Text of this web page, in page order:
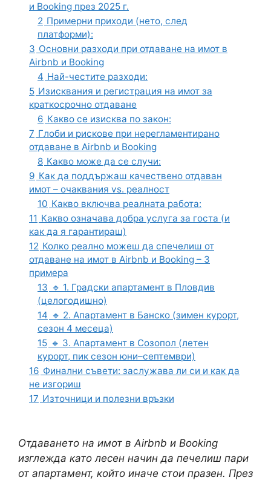
и Booking през 2025 г.
2 Примерни приходи (нето, след
платформи):
3 Основни разходи при отдаване на имот в
Airbnb и Booking
4 Най-честите разходи:
5 Изисквания и регистрация на имот за
краткосрочно отдаване
6 Какво се изисква по закон:
7 Глоби и рискове при нерегламентирано
отдаване в Airbnb и Booking
8 Какво може да се случи:
9 Как да поддържаш качествено отдаван
имот – очаквания vs. реалност
10 Какво включва реалната работа:
11 Какво означава добра услуга за госта (и
как да я гарантираш)
12 Колко реално можеш да спечелиш от
отдаване на имот в Airbnb и Booking – 3
примера
13 🔹 1. Градски апартамент в Пловдив
(целогодишно)
14 🔹 2. Апартамент в Банско (зимен курорт,
сезон 4 месеца)
15 🔹 3. Апартамент в Созопол (летен
курорт, пик сезон юни–септември)
16 Финални съвети: заслужава ли си и как да
не изгориш
17 Източници и полезни връзки
Отдаването на имот в Airbnb и Booking
изглежда като лесен начин да печелиш пари
от апартамент, който иначе стои празен. През